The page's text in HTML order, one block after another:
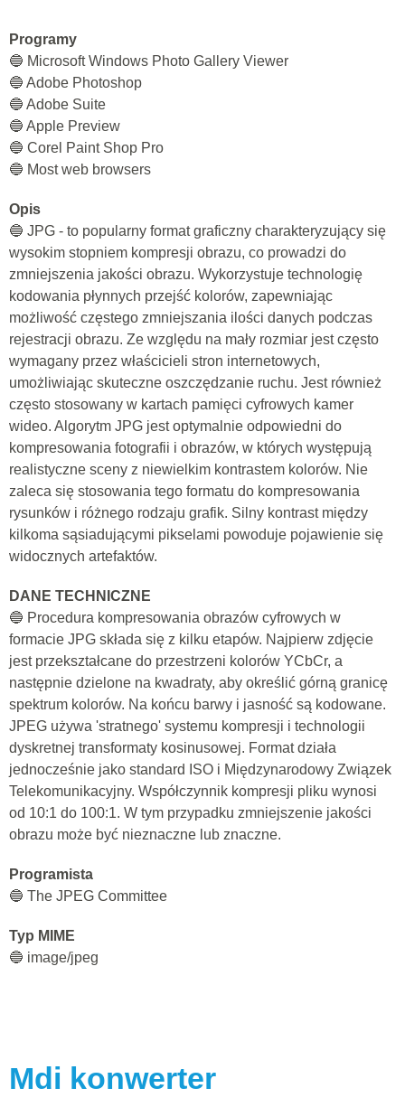
Programy
🔵 Microsoft Windows Photo Gallery Viewer
🔵 Adobe Photoshop
🔵 Adobe Suite
🔵 Apple Preview
🔵 Corel Paint Shop Pro
🔵 Most web browsers
Opis
🔵 JPG - to popularny format graficzny charakteryzujący się
wysokim stopniem kompresji obrazu, co prowadzi do
zmniejszenia jakości obrazu. Wykorzystuje technologię
kodowania płynnych przejść kolorów, zapewniając
możliwość częstego zmniejszania ilości danych podczas
rejestracji obrazu. Ze względu na mały rozmiar jest często
wymagany przez właścicieli stron internetowych,
umożliwiając skuteczne oszczędzanie ruchu. Jest również
często stosowany w kartach pamięci cyfrowych kamer
wideo. Algorytm JPG jest optymalnie odpowiedni do
kompresowania fotografii i obrazów, w których występują
realistyczne sceny z niewielkim kontrastem kolorów. Nie
zaleca się stosowania tego formatu do kompresowania
rysunków i różnego rodzaju grafik. Silny kontrast między
kilkoma sąsiadującymi pikselami powoduje pojawienie się
widocznych artefaktów.
DANE TECHNICZNE
🔵 Procedura kompresowania obrazów cyfrowych w
formacie JPG składa się z kilku etapów. Najpierw zdjęcie
jest przekształcane do przestrzeni kolorów YCbCr, a
następnie dzielone na kwadraty, aby określić górną granicę
spektrum kolorów. Na końcu barwy i jasność są kodowane.
JPEG używa 'stratnego' systemu kompresji i technologii
dyskretnej transformaty kosinusowej. Format działa
jednocześnie jako standard ISO i Międzynarodowy Związek
Telekomunikacyjny. Współczynnik kompresji pliku wynosi
od 10:1 do 100:1. W tym przypadku zmniejszenie jakości
obrazu może być nieznaczne lub znaczne.
Programista
🔵 The JPEG Committee
Typ MIME
🔵 image/jpeg
Mdi konwerter